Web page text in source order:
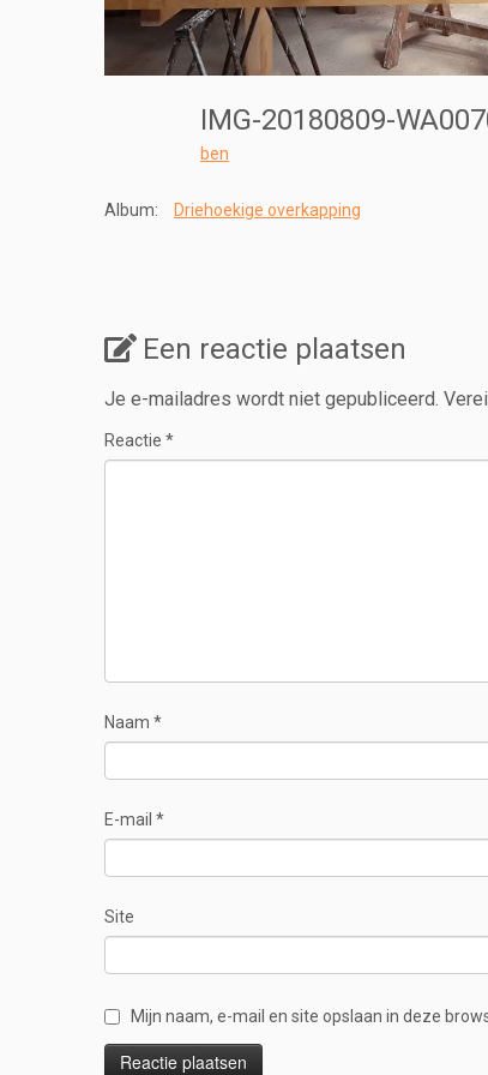
IMG-20180809-
ben
Album: Driehoekige overkapping
Een reactie plaatsen
Je e-mailadres wordt niet gepubliceerd.
Reactie *
Naam *
E-mail *
Site
Mijn naam, e-mail en site opslaan in deze